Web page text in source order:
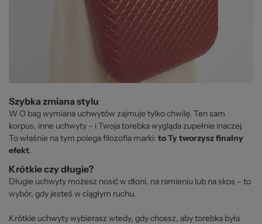
Szybka zmiana stylu
W O bag wymiana uchwytów zajmuje tylko chwilę. Ten sam
korpus, inne uchwyty – i Twoja torebka wygląda zupełnie inaczej.
To właśnie na tym polega filozofia marki: to Ty tworzysz finalny
efekt.
Krótkie czy długie?
Długie uchwyty możesz nosić w dłoni, na ramieniu lub na skos – to
wybór, gdy jesteś w ciągłym ruchu.
Krótkie uchwyty wybierasz wtedy, gdy chcesz, aby torebka była